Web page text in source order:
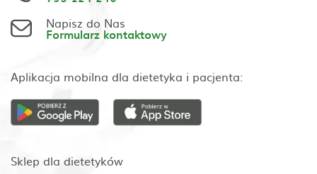
Napisz do Nas
Formularz kontaktowy
Aplikacja mobilna dla dietetyka i pacjenta:
Sklep dla dietetyków